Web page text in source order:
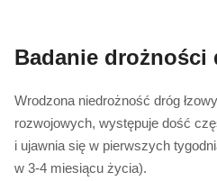
Badanie drożności
Wrodzona niedrożność dróg
rozwojowych, występuje dość
i ujawnia się w pierwszych
w 3-4 miesiącu życia).